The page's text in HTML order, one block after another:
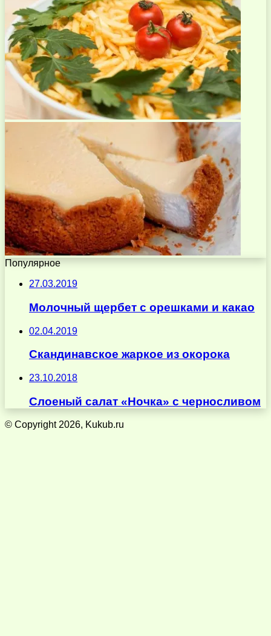
Популярное
27.03.2019
Молочный щербет с орешками и какао
02.04.2019
Скандинавское жаркое из окорока
23.10.2018
Слоеный салат «Ночка» с черносливом
© Copyright 2026, Kukub.ru